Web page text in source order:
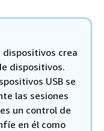
dispositivos crea
dispositivos.
USB se
las sesiones
un control de
en él como